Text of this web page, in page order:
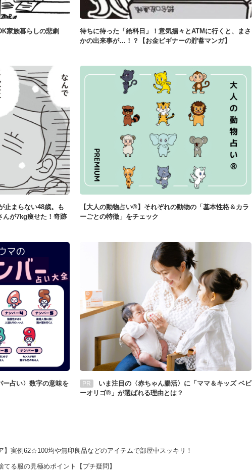
家族暮らしの悲劇
待ちに待った「給料日」！意気揚々とATMに行くと、まさ
かの出来事が…！？【お金ビギナーの貯蓄マンガ】
止まらない48歳。も
んが7kg痩せた！奇跡
【大人の動物占い®】それぞれの動物の「基本性格＆カラ
ーごとの特徴」をチェック
ー占い〉数字の意味を
PR
いま注目の〈赤ちゃん腸活〉に「ママ＆キッズ ベビ
ーオリゴ®」が選ばれる理由とは？
】実例62☆100均や無印良品などのアイテムで部屋中スッキリ！
る服の見極めポイント【プチ疑問】